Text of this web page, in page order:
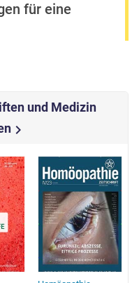
für eine
und Medizin
chevron_right